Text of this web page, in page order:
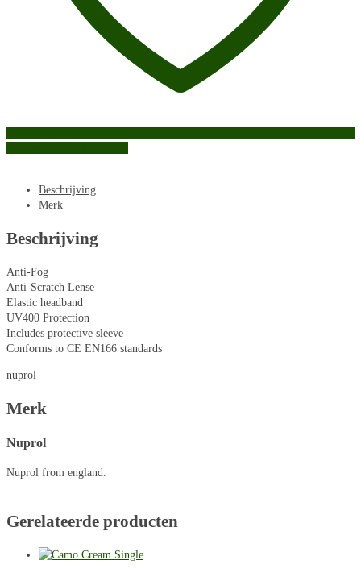
Beschrijving
Merk
Beschrijving
Anti-Fog
Anti-Scratch Lense
Elastic headband
UV400 Protection
Includes protective sleeve
Conforms to CE EN166 standards
nuprol
Merk
Nuprol
Nuprol from england.
Gerelateerde producten